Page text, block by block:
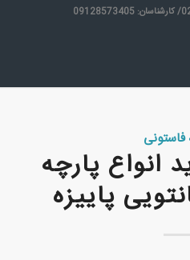
فاستونی
انواع پارچه
پاییزه